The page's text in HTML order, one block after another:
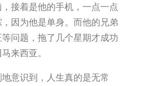
接着是他的手机，一点一点
因为他是单身。而他的兄弟
问题，拖了几个星期才成功
来西亚。
意识到，人生真的是无常